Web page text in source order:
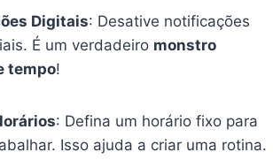
Digitais: Desative notificações
É um verdadeiro monstro
tempo!
: Defina um horário fixo para
Isso ajuda a criar uma rotina.